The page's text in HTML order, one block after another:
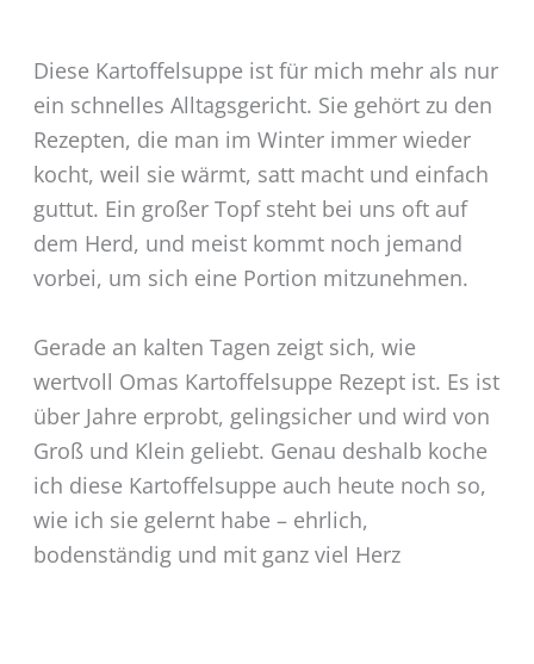
Diese Kartoffelsuppe ist für mich mehr als nur
ein schnelles Alltagsgericht. Sie gehört zu den
Rezepten, die man im Winter immer wieder
kocht, weil sie wärmt, satt macht und einfach
guttut. Ein großer Topf steht bei uns oft auf
dem Herd, und meist kommt noch jemand
vorbei, um sich eine Portion mitzunehmen.
Gerade an kalten Tagen zeigt sich, wie
wertvoll Omas Kartoffelsuppe Rezept ist. Es ist
über Jahre erprobt, gelingsicher und wird von
Groß und Klein geliebt. Genau deshalb koche
ich diese Kartoffelsuppe auch heute noch so,
wie ich sie gelernt habe – ehrlich,
bodenständig und mit ganz viel Herz